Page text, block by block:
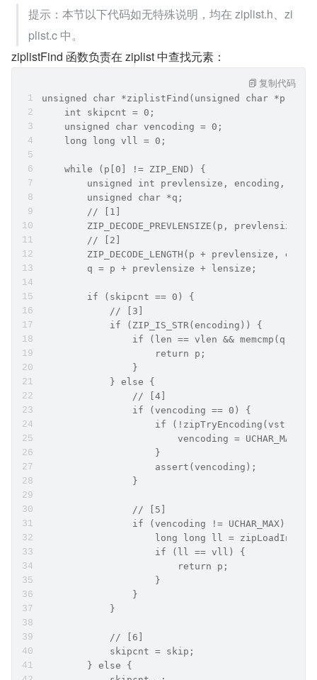
提示：本节以下代码如无特殊说明，均在 ziplist.h、zi
plist.c 中。
ziplistFind 函数负责在 ziplist 中查找元素：
unsigned char *ziplistFind(unsigned char *p,
    int skipcnt = 0;
    unsigned char vencoding = 0;
    long long vll = 0;
    while (p[0] != ZIP_END) {
unsigned int prevlensize, encoding,
        unsigned char *q;
        // [1]
        ZIP_DECODE_PREVLENSIZE(p, prevlensize);
        // [2]
ZIP_DECODE_LENGTH(p + prevlensize,
        q = p + prevlensize + lensize;
        if (skipcnt == 0) {
            // [3]
            if (ZIP_IS_STR(encoding)) {
if (len == vlen && memcmp(q,
                    return p;
                }
            } else {
                // [4]
                if (vencoding == 0) {
if (!zipTryEncoding(vstr,
                        vencoding = UCHAR_MAX;
                    }
                    assert(vencoding);
                }
                // [5]
                if (vencoding != UCHAR_MAX) {
long long ll =
                    if (ll == vll) {
                        return p;
                    }
                }
            }
            // [6]
            skipcnt = skip;
        } else {
复制代码